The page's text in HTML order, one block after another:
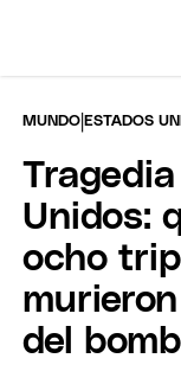
MUNDO |ESTADOS
Unidos:
ocho
del